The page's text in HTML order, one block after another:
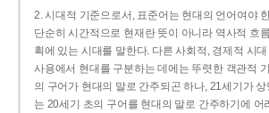
2. 시대적 기준으로서, 표준어는 현대의 언어여야
단순히 시간적으로 현재란 뜻이 아니라 역사적 흐
획에 있는 시대를 말한다. 다른 사회적, 경제적 시
사용에서 현대를 구분하는 데에는 뚜렷한 객관적
의 구어가 현대의 말로 간주되곤 하나, 21세기가
는 20세기 초의 구어를 현대의 말로 간주하기에 어